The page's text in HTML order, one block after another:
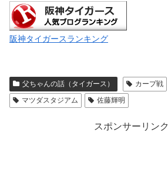
阪神タイガースランキング
父ちゃんの話（タイガース） カープ戦
マツダスタジアム
佐藤輝明
スポンサーリンク